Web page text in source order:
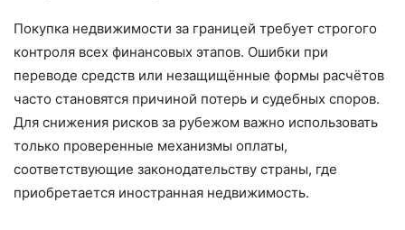
Покупка недвижимости за границей требует строгого
контроля всех финансовых этапов. Ошибки при
переводе средств или незащищённые формы расчётов
часто становятся причиной потерь и судебных споров.
Для снижения рисков за рубежом важно использовать
только проверенные механизмы оплаты,
соответствующие законодательству страны, где
приобретается иностранная недвижимость.